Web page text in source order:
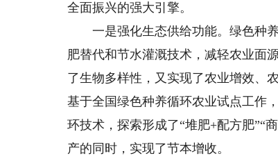
全面振兴的强大引擎。
一是强化生态供给功能。绿色种养
肥替代和节水灌溉技术，减轻农业面
了生物多样性，又实现了农业增效、
基于全国绿色种养循环农业试点工作
环技术，探索形成了“堆肥+配方肥”“
产的同时，实现了节本增收。